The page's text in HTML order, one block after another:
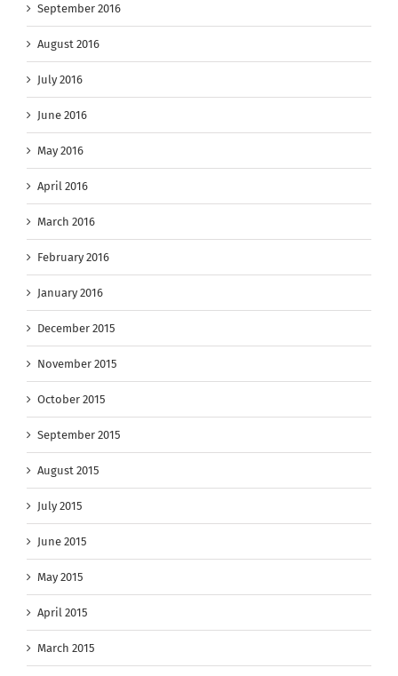
September 2016
August 2016
July 2016
June 2016
May 2016
April 2016
March 2016
February 2016
January 2016
December 2015
November 2015
October 2015
September 2015
August 2015
July 2015
June 2015
May 2015
April 2015
March 2015